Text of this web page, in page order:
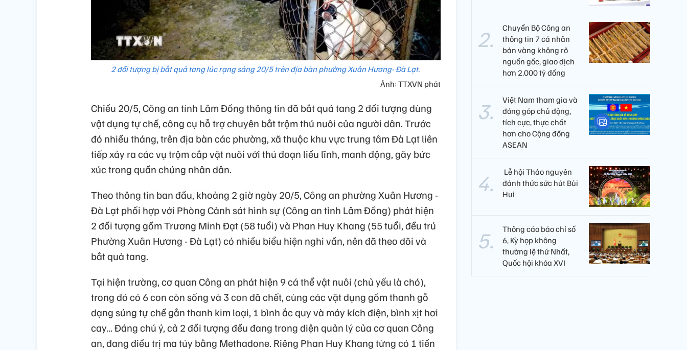
2 đối tượng bị bắt quả tang lúc rạng sáng 20/5 trên địa bàn phường Xuân Hương- Đà Lạt.
Ảnh: TTXVN phát
Chiều 20/5, Công an tỉnh Lâm Đồng thông tin đã bắt quả tang 2 đối tượng dùng
vật dụng tự chế, công cụ hỗ trợ chuyên bắt trộm thú nuôi của người dân. Trước
đó nhiều tháng, trên địa bàn các phường, xã thuộc khu vực trung tâm Đà Lạt liên
tiếp xảy ra các vụ trộm cắp vật nuôi với thủ đoạn liều lĩnh, manh động, gây bức
xúc trong quần chúng nhân dân.
Theo thông tin ban đầu, khoảng 2 giờ ngày 20/5, Công an phường Xuân Hương -
Đà Lạt phối hợp với Phòng Cảnh sát hình sự (Công an tỉnh Lâm Đồng) phát hiện
2 đối tượng gồm Trương Minh Đạt (58 tuổi) và Phan Huy Khang (55 tuổi, đều trú
Phường Xuân Hương - Đà Lạt) có nhiều biểu hiện nghi vấn, nên đã theo dõi và
bắt quả tang.
Tại hiện trường, cơ quan Công an phát hiện 9 cá thể vật nuôi (chủ yếu là chó),
trong đó có 6 con còn sống và 3 con đã chết, cùng các vật dụng gồm thanh gỗ
dạng súng tự chế gắn thanh kim loại, 1 bình ắc quy và máy kích điện, bình xịt hơi
cay... Đáng chú ý, cả 2 đối tượng đều đang trong diện quản lý của cơ quan Công
an, đang điều trị ma túy bằng Methadone. Riêng Phan Huy Khang từng có 1 tiền
Chuyển Bộ Công an
thông tin 7 cá nhân
bán vàng không rõ
nguồn gốc, giao dịch
hơn 2.000 tỷ đồng
Việt Nam tham gia và
đóng góp chủ động,
tích cực, thực chất
hơn cho Cộng đồng
ASEAN
​ Lễ hội Thảo nguyên
đánh thức sức hút Bùi
Hui
Thông cáo báo chí số
6, Kỳ họp không
thường lệ thứ Nhất,
Quốc hội khóa XVI